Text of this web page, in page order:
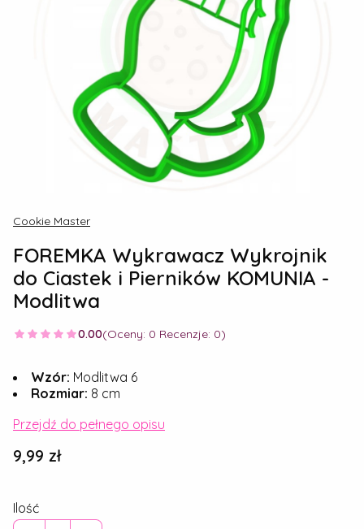
Cookie Master
FOREMKA Wykrawacz Wykrojnik
do Ciastek i Pierników KOMUNIA -
Modlitwa
0.00(Oceny: 0 Recenzje: 0)
Wzór: Modlitwa 6
Rozmiar: 8 cm
Przejdź do pełnego opisu
Cena
9,99 zł
Ilość